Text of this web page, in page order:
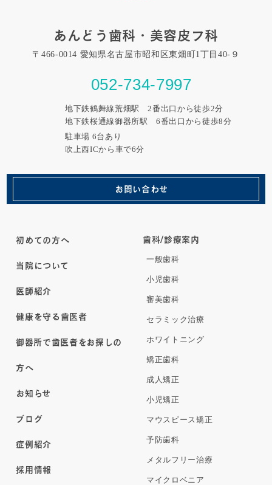
あんどう歯科・美容皮フ科
〒466-0014 愛知県名古屋市昭和区東畑町1丁目40-９
052-734-7997
地下鉄鶴舞線荒畑駅 2番出口から徒歩2分
地下鉄桜通線御器所駅 6番出口から徒歩8分
駐車場 6台あり
吹上西ICから車で6分
お問い合わせ
初めての方へ
当院について
医師紹介
健康を守る歯医者
御器所で歯医者をお探しの
方へ
お知らせ
ブログ
症例紹介
採用情報
歯科/診療案内
一般歯科
小児歯科
審美歯科
セラミック治療
ホワイトニング
矯正歯科
成人矯正
小児矯正
マウスピース矯正
予防歯科
メタルフリー治療
マイクロベニア